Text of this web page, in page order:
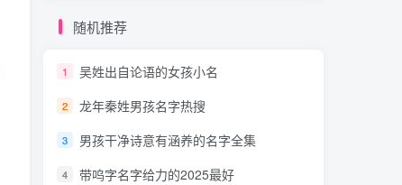
随机推荐
1 吴姓出自论语的女孩小名
2 龙年秦姓男孩名字热搜
3 男孩干净诗意有涵养的名字全集
4 带呜字名字给力的2025最好